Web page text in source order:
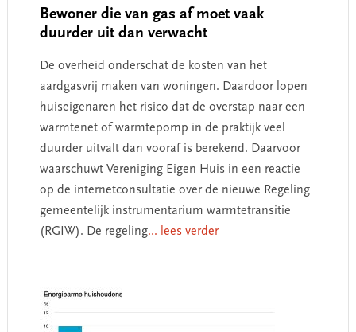
Bewoner die van gas af moet vaak
duurder uit dan verwacht
De overheid onderschat de kosten van het
aardgasvrij maken van woningen. Daardoor lopen
huiseigenaren het risico dat de overstap naar een
warmtenet of warmtepomp in de praktijk veel
duurder uitvalt dan vooraf is berekend. Daarvoor
waarschuwt Vereniging Eigen Huis in een reactie
op de internetconsultatie over de nieuwe Regeling
gemeentelijk instrumentarium warmtetransitie
(RGIW). De regeling... lees verder